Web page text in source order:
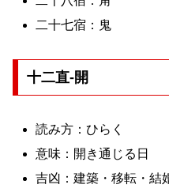
二十七宿：鬼
十二直-開
読み方：ひらく
意味：開き通じる日
吉凶：建築・移転・結